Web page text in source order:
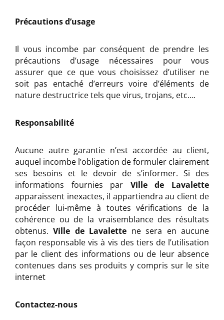
Précautions d’usage
Il vous incombe par conséquent de prendre les
précautions d’usage nécessaires pour vous
assurer que ce que vous choisissez d’utiliser ne
soit pas entaché d’erreurs voire d’éléments de
nature destructrice tels que virus, trojans, etc….
Responsabilité
Aucune autre garantie n’est accordée au client,
auquel incombe l’obligation de formuler clairement
ses besoins et le devoir de s’informer. Si des
informations fournies par Ville de Lavalette
apparaissent inexactes, il appartiendra au client de
procéder lui-même à toutes vérifications de la
cohérence ou de la vraisemblance des résultats
obtenus.Ville de Lavalette ne sera en aucune
façon responsable vis à vis des tiers de l’utilisation
par le client des informations ou de leur absence
contenues dans ses produits y compris sur le site
internet
Contactez-nous